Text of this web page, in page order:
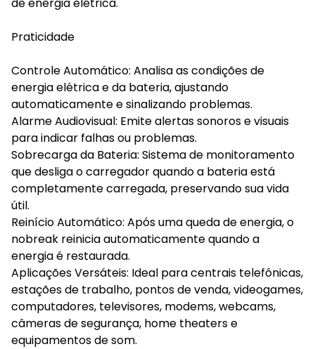
Praticidade
Controle Automático: Analisa as condições de
energia elétrica e da bateria, ajustando
automaticamente e sinalizando problemas.
Alarme Audiovisual: Emite alertas sonoros e visuais
para indicar falhas ou problemas.
Sobrecarga da Bateria: Sistema de monitoramento
que desliga o carregador quando a bateria está
completamente carregada, preservando sua vida
útil.
Reinício Automático: Após uma queda de energia, o
nobreak reinicia automaticamente quando a
energia é restaurada.
Aplicações Versáteis: Ideal para centrais telefônicas,
estações de trabalho, pontos de venda, videogames,
computadores, televisores, modems, webcams,
câmeras de segurança, home theaters e
equipamentos de som.